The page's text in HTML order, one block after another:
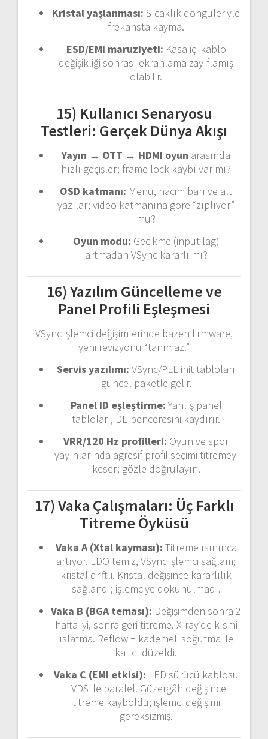
Kristal yaşlanması: Sıcaklık döngüleriyle
frekansta kayma.
ESD/EMI maruziyeti: Kasa içi kablo
değişikliği sonrası ekranlama zayıflamış
olabilir.
15) Kullanıcı Senaryosu
Testleri: Gerçek Dünya Akışı
Yayın → OTT → HDMI oyun arasında
hızlı geçişler; frame lock kaybı var mı?
OSD katmanı: Menü, hacim barı ve alt
yazılar; video katmanına göre “zıplıyor”
mu?
Oyun modu: Gecikme (input lag)
artmadan VSync kararlı mı?
16) Yazılım Güncelleme ve
Panel Profili Eşleşmesi
VSync işlemci değişimlerinde bazen firmware,
yeni revizyonu “tanımaz.”
Servis yazılımı: VSync/PLL init tabloları
güncel paketle gelir.
Panel ID eşleştirme:Yanlış panel
tabloları, DE penceresini kaydırır.
VRR/120 Hz profilleri: Oyun ve spor
yayınlarında agresif profil seçimi titremeyi
keser; gözle doğrulayın.
17) Vaka Çalışmaları: Üç Farklı
Titreme Öyküsü
Vaka A (Xtal kayması): Titreme ısınınca
artıyor. LDO temiz, VSync işlemci sağlam;
kristal driftli. Kristal değişince kararlılık
sağlandı; işlemciye dokunulmadı.
Vaka B (BGA teması): Değişimden sonra 2
hafta iyi, sonra geri titreme. X-ray’de kısmi
ıslatma. Reflow + kademeli soğutma ile
kalıcı düzeldi.
Vaka C (EMI etkisi): LED sürücü kablosu
LVDS ile paralel. Güzergâh değişince
titreme kayboldu; işlemci değişimi
gereksizmiş.